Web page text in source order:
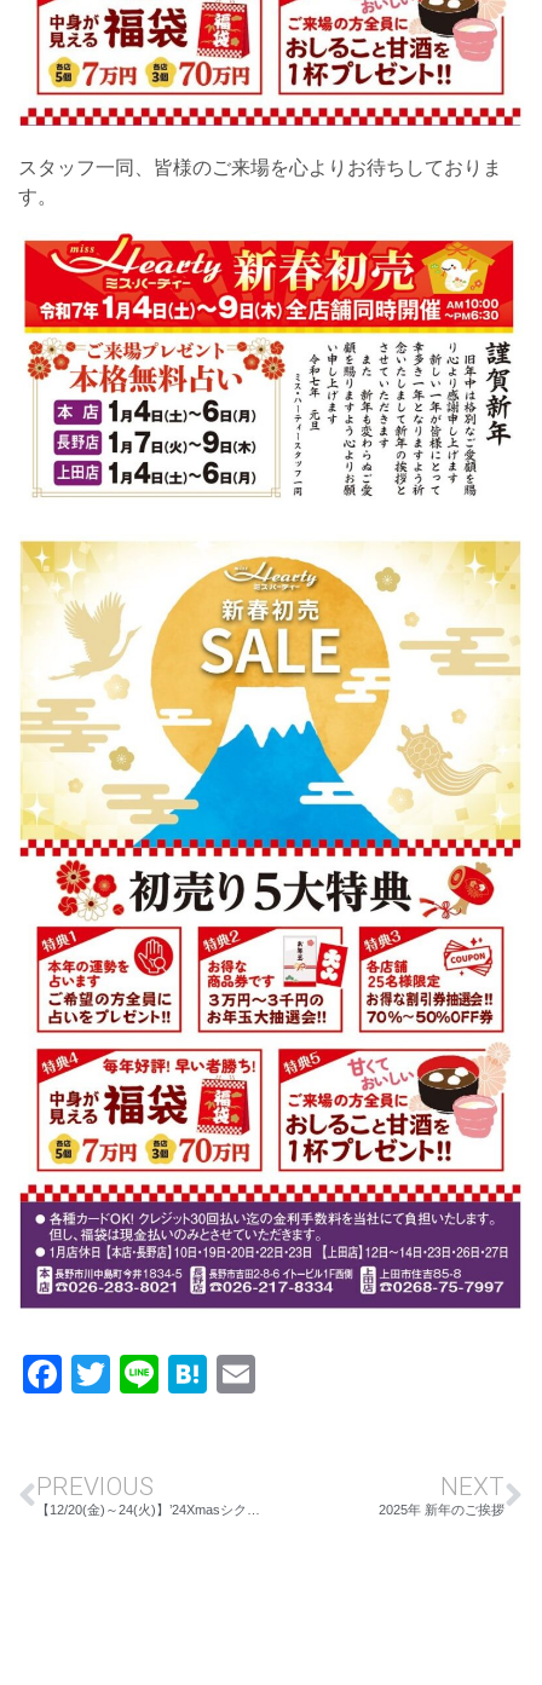
スタッフ一同、皆様のご来場を心よりお待ちしておりま
す。
Facebook
Twitter
LineHatena
PREVIOUS NEXT
2025年 新年のご挨拶